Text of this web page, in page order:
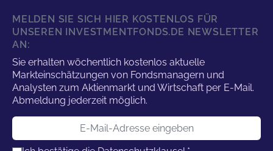
MELDEN SIE SICH HIER KOSTENLOS FÜR
UNSEREN INVESTMENTFONDS.DE NEWSLETTER
AN:
Sie erhalten wöchentlich kostenlos aktuelle
Markteinschätzungen von Fondsmanagern und
Analysten zum Aktienmarkt und Wirtschaft per E-Mail.
Abmeldung jederzeit möglich.
E-Mail-Adresse